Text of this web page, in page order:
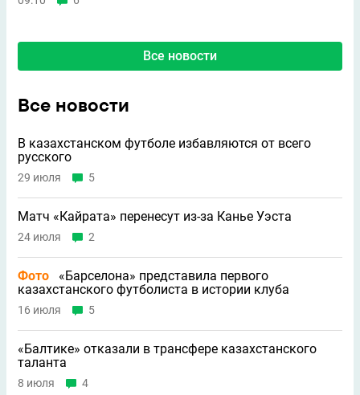
Все новости
Все новости
В казахстанском футболе избавляются от всего
русского
29 июля 5
Матч «Кайрата» перенесут из-за Канье Уэста
24 июля 2
Фото
«Барселона» представила первого
казахстанского футболиста в истории клуба
16 июля 5
«Балтике» отказали в трансфере казахстанского
таланта
8 июля 4